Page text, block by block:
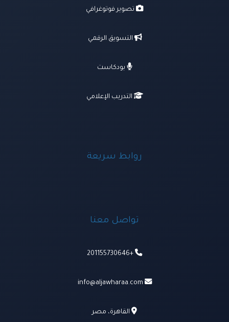
تصوير فوتوغرافي
التسويق الرقمي
بودكاست
التدريب الإعلامي
روابط سريعة
تواصل معنا
+201155730646
info@aljawharaa.com
القاهرة، مصر